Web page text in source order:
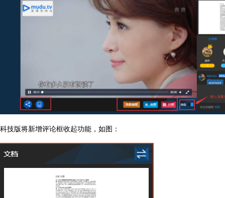
科技版将新增评论框收起功能，如图：